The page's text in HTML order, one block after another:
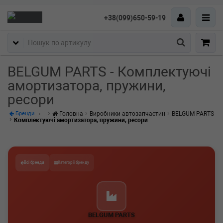
+38(099)650-59-19
Пошук
BELGUM PARTS - Комплектуючі
амортизатора, пружини,
ресори
Бренди Головна Виробники автозапчастин
BELGUM PARTS
Комплектуючі амортизатора, пружини, ресори
Всі бренди Категорії бренду
BELGUM PARTS